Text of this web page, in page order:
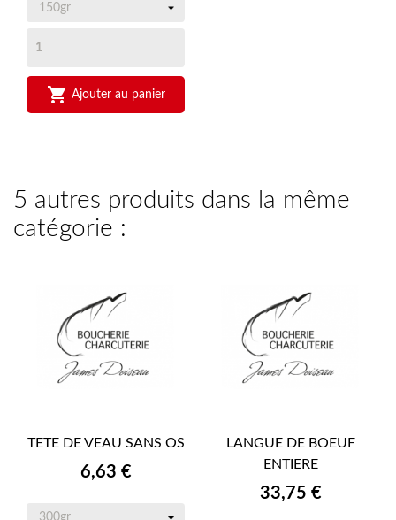
 Ajouter au panier
5 autres produits dans la même
catégorie :
TETE DE VEAU SANS OS
Prix
6,63 €
LANGUE DE BOEUF
ENTIERE
Prix
33,75 €